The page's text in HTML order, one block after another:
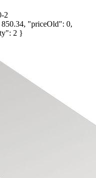
2
"priceOld": 0,
2 }